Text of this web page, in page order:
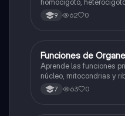
9 62 0
FBiologia
Funciones de
Aprende las funciones
núcleo, mitocondrias y
7 63 0